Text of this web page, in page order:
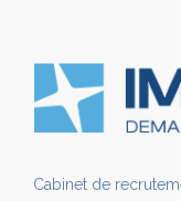
Cabinet de